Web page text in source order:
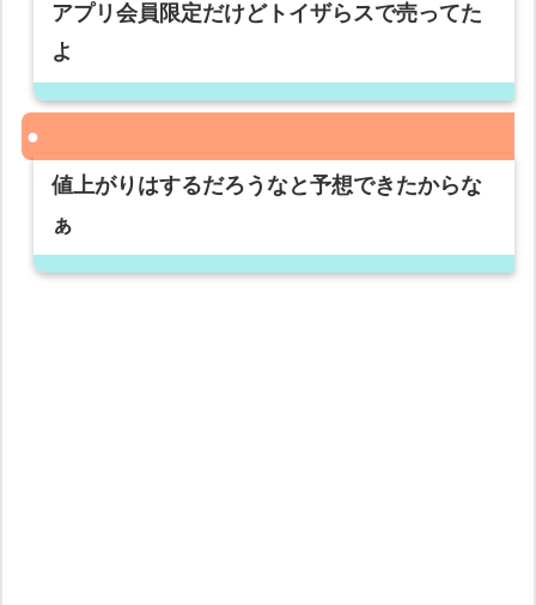
アプリ会員限定だけどトイザらスで売ってた
よ
値上がりはするだろうなと予想できたからな
ぁ